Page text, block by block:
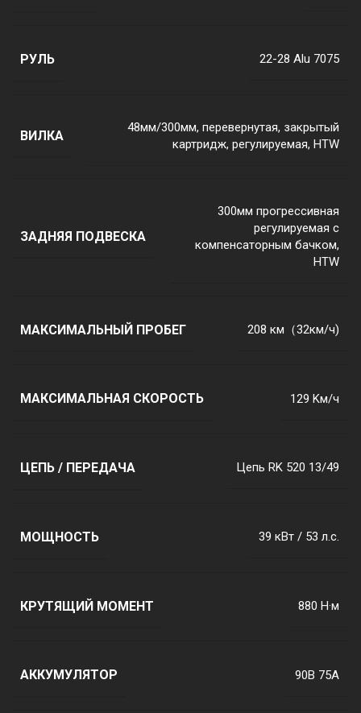
РУЛЬ 22-28 Alu 7075
ВИЛКА
48мм/300мм, перевернутая, закрытый
картридж, регулируемая, HTW
ЗАДНЯЯ ПОДВЕСКА
300мм прогрессивная
регулируемая с
компенсаторным бачком,
HTW
МАКСИМАЛЬНЫЙ ПРОБЕГ 208 км（32км/ч)
МАКСИМАЛЬНАЯ СКОРОСТЬ 129 Kм/ч
ЦЕПЬ / ПЕРЕДАЧА Цепь RK 520 13/49
МОЩНОСТЬ 39 кВт / 53 л.с.
КРУТЯЩИЙ МОМЕНТ 880 Н·м
АККУМУЛЯТОР 90В 75A